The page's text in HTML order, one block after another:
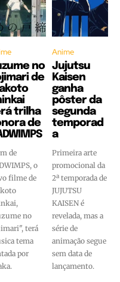
no
de
trilha
de
de
o
filme de
no
terá
tema
por
Anime
Jujutsu
Kaisen
ganha
pôster da
segunda
temporad
a
Primeira arte
promocional da
2ª temporada de
JUJUTSU
KAISEN é
revelada, mas a
série de
animação segue
sem data de
lançamento.